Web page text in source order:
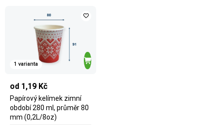
1 varianta
od 1,19 Kč
Papírový kelímek zimní
období 280 ml, průměr 80
mm (0,2L/8oz)